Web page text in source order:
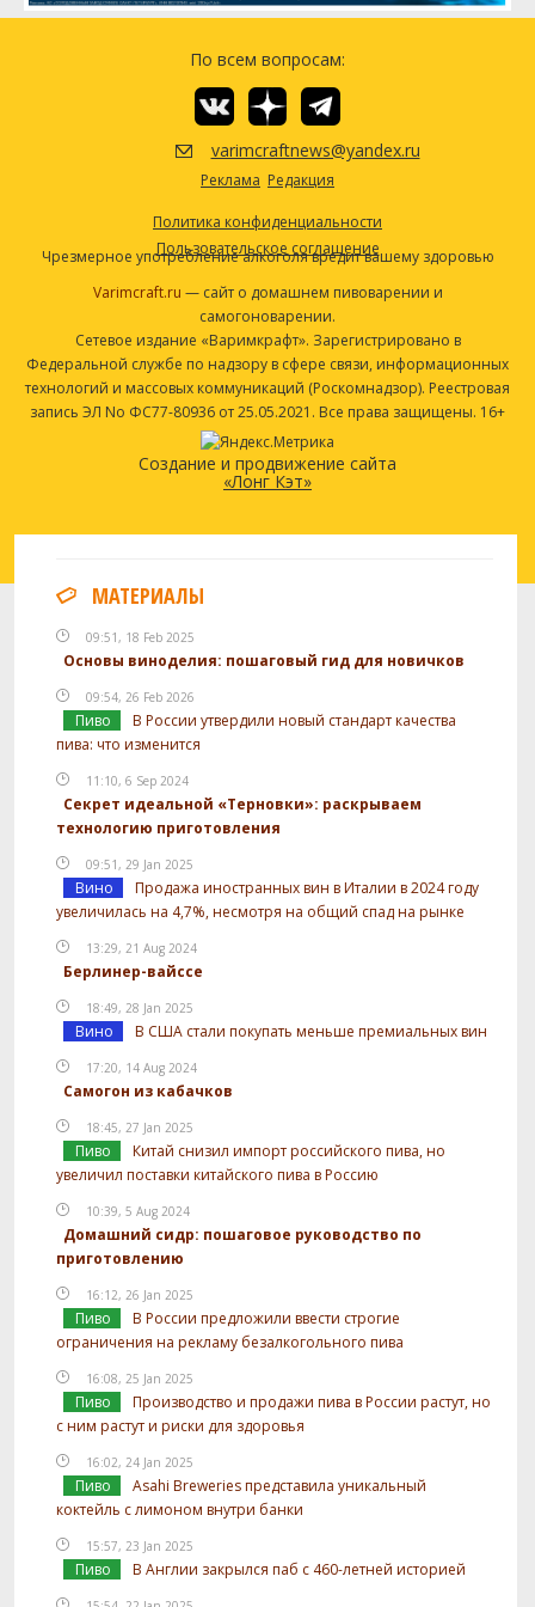
По всем вопросам:
varimcraftnews@yandex.ru
Реклама Редакция
Политика конфиденциальности
Пользовательское соглашение
Чрезмерное употребление алкоголя вредит вашему здоровью
Varimcraft.ru — сайт о домашнем пивоварении и
самогоноварении.
Сетевое издание «Варимкрафт». Зарегистрировано в
Федеральной службе по надзору в сфере связи, информационных
технологий и массовых коммуникаций (Роскомнадзор). Реестровая
запись ЭЛ No ФС77-80936 от 25.05.2021. Все права защищены. 16+
Создание и продвижение сайта
«Лонг Кэт»
МАТЕРИАЛЫ
09:51, 18 Feb 2025
Основы виноделия: пошаговый гид для новичков
09:54, 26 Feb 2026
Пиво
В России утвердили новый стандарт качества
пива: что изменится
11:10, 6 Sep 2024
Секрет идеальной «Терновки»: раскрываем
технологию приготовления
09:51, 29 Jan 2025
Вино
Продажа иностранных вин в Италии в 2024 году
увеличилась на 4,7%, несмотря на общий спад на рынке
13:29, 21 Aug 2024
Берлинер-вайссе
18:49, 28 Jan 2025
Вино В США стали покупать меньше премиальных вин
17:20, 14 Aug 2024
Самогон из кабачков
18:45, 27 Jan 2025
Пиво
Китай снизил импорт российского пива, но
увеличил поставки китайского пива в Россию
10:39, 5 Aug 2024
Домашний сидр: пошаговое руководство по
приготовлению
16:12, 26 Jan 2025
Пиво
В России предложили ввести строгие
ограничения на рекламу безалкогольного пива
16:08, 25 Jan 2025
Пиво
Производство и продажи пива в России растут, но
с ним растут и риски для здоровья
16:02, 24 Jan 2025
Пиво
Asahi Breweries представила уникальный
коктейль с лимоном внутри банки
15:57, 23 Jan 2025
Пиво В Англии закрылся паб с 460-летней историей